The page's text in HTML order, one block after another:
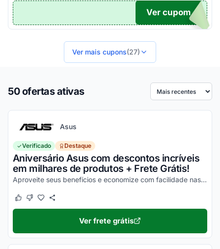
200
Ver cupom
Ver mais cupons(27)
50 ofertas ativas Ordenar por
Asus
Verificado Destaque
Aniversário Asus com descontos incríveis
em milhares de produtos + Frete Grátis!
Aproveite seus benefícios e economize com facilidade nas suas compras!
Este cupom funcionou
Este cupom não funcionou
Ver frete grátis